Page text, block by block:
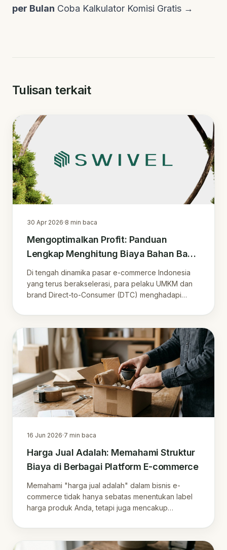
per Bulan Coba Kalkulator Komisi Gratis →
Tulisan terkait
30 Apr 2026·8 min baca
Mengoptimalkan Profit: Panduan
Lengkap Menghitung Biaya Bahan Baku
dan Biaya Marketplace
Di tengah dinamika pasar e-commerce Indonesia
yang terus berakselerasi, para pelaku UMKM dan
brand Direct-to-Consumer (DTC) menghadapi
16 Jun 2026·7 min baca
Harga Jual Adalah: Memahami Struktur
Biaya di Berbagai Platform E-commerce
Memahami "harga jual adalah" dalam bisnis e-
commerce tidak hanya sebatas menentukan label
harga produk Anda, tetapi juga mencakup